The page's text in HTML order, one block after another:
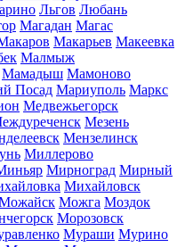
Льгов Любань
Магадан Магас
Макарьев Макеевка
Малмыж
Мамадыш Мамоново
Посад Мариуполь Маркс
Медвежьегорск
Мезень
Мензелинск
Миллерово
Мирноград Мирный
Михайловск
Можга Моздок
Морозовск
Мураши Мурино